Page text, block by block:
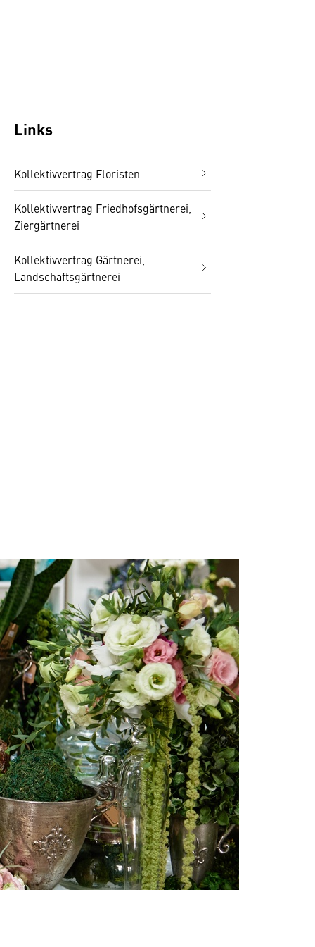
Links
Kollektivvertrag Floristen
Kollektivvertrag Friedhofsgärtnerei,
Ziergärtnerei
Kollektivvertrag Gärtnerei,
Landschaftsgärtnerei